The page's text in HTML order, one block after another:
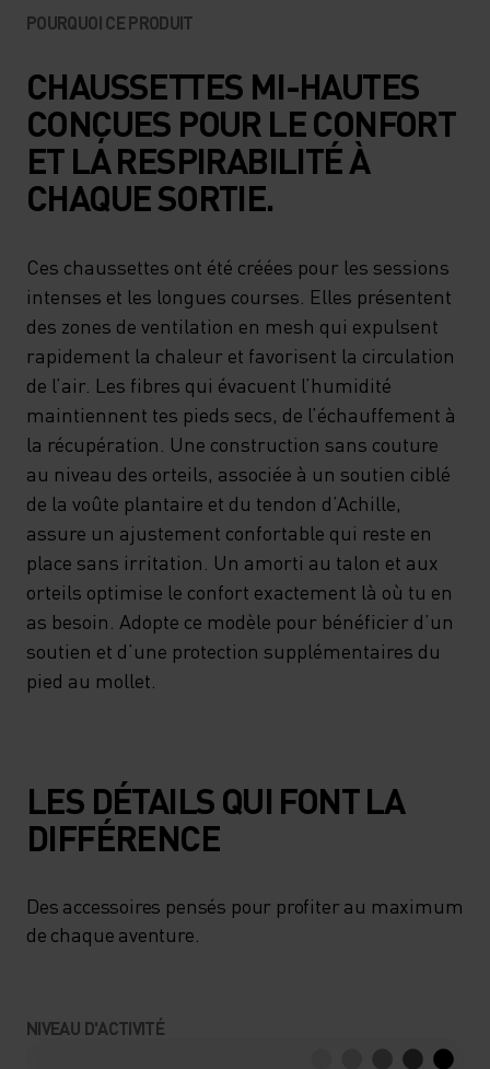
POURQUOI CE PRODUIT
CHAUSSETTES MI-HAUTES
CONÇUES POUR LE CONFORT
ET LA RESPIRABILITÉ À
CHAQUE SORTIE.
Ces chaussettes ont été créées pour les sessions
intenses et les longues courses. Elles présentent
des zones de ventilation en mesh qui expulsent
rapidement la chaleur et favorisent la circulation
de l’air. Les fibres qui évacuent l’humidité
maintiennent tes pieds secs, de l’échauffement à
la récupération. Une construction sans couture
au niveau des orteils, associée à un soutien ciblé
de la voûte plantaire et du tendon d’Achille,
assure un ajustement confortable qui reste en
place sans irritation. Un amorti au talon et aux
orteils optimise le confort exactement là où tu en
as besoin. Adopte ce modèle pour bénéficier d’un
soutien et d’une protection supplémentaires du
pied au mollet.
LES DÉTAILS QUI FONT LA
DIFFÉRENCE
Des accessoires pensés pour profiter au maximum
de chaque aventure.
NIVEAU D'ACTIVITÉ